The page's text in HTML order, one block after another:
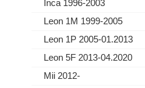
Inca 1996-2003
Leon 1M 1999-2005
Leon 1P 2005-01.2013
Leon 5F 2013-04.2020
Mii 2012-